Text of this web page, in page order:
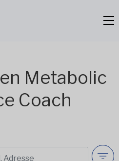
Metabolic
Coach